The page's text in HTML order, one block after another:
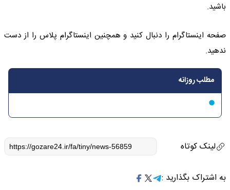
باشید.
صفحه اینستاگرام را دنبال کنید و همچنین اینستاگرام پلاس را از دست
ندهید.
مطلب روزانه
لینک کوتاه
به اشتراک بگذارید :